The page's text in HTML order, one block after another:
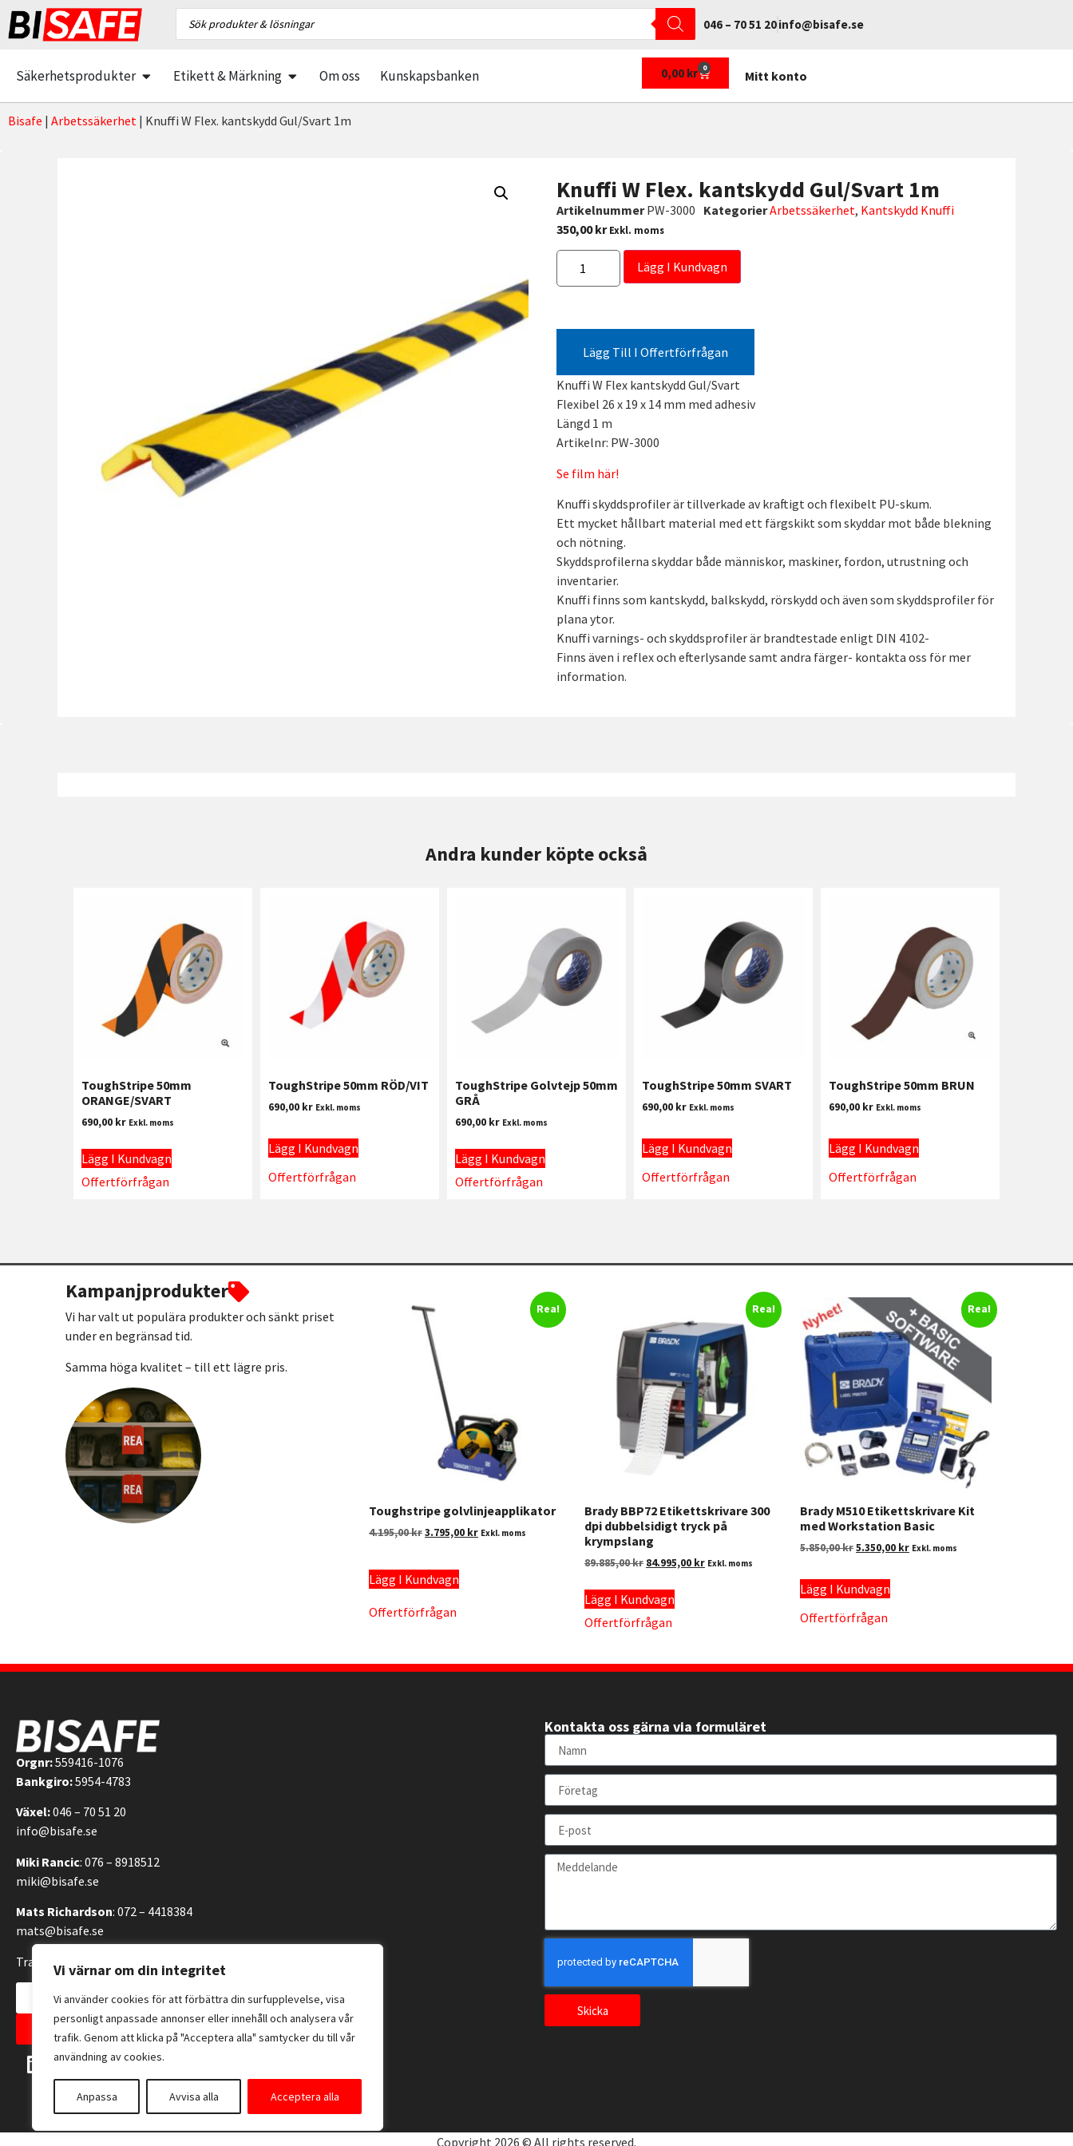
Vi värnar om din integritet
Vi använder cookies för att förbättra din surfupplevelse, visa
personligt anpassade annonser eller innehåll och analysera vår
trafik. Genom att klicka på "Acceptera alla" samtycker du till vår
användning av cookies.
Anpassa Avvisa alla Acceptera alla
046 – 70 51 20info@bisafe.se
Säkerhetsprodukter Etikett & Märkning Om oss Kunskapsbanken 0,00 kr 0
Mitt konto
Bisafe | Arbetssäkerhet | Knuffi W Flex. kantskydd Gul/Svart 1m
Knuffi W Flex. kantskydd Gul/Svart 1m
ArtikelnummerPW-3000 KategorierArbetssäkerhet, Kantskydd Knuffi
350,00kr Exkl. moms
Lägg I Kundvagn
Lägg Till I Offertförfrågan
Knuffi W Flex kantskydd Gul/Svart
Flexibel 26 x 19 x 14 mm med adhesiv
Längd 1 m
Artikelnr: PW-3000
Se film här!
Knuffi skyddsprofiler är tillverkade av kraftigt och flexibelt PU-skum.
Ett mycket hållbart material med ett färgskikt som skyddar mot både blekning
och nötning.
Skyddsprofilerna skyddar både människor, maskiner, fordon, utrustning och
inventarier.
Knuffi finns som kantskydd, balkskydd, rörskydd och även som skyddsprofiler för
plana ytor.
Knuffi varnings- och skyddsprofiler är brandtestade enligt DIN 4102-
Finns även i reflex och efterlysande samt andra färger- kontakta oss för mer
information.
Andra kunder köpte också
ToughStripe 50mm
ORANGE/SVART
690,00 kr Exkl. moms
Lägg I Kundvagn
Offertförfrågan
ToughStripe 50mm RÖD/VIT
690,00 kr Exkl. moms
Lägg I Kundvagn
Offertförfrågan
ToughStripe Golvtejp 50mm
GRÅ
690,00 kr Exkl. moms
Lägg I Kundvagn
Offertförfrågan
ToughStripe 50mm SVART
690,00 kr Exkl. moms
Lägg I Kundvagn
Offertförfrågan
ToughStripe 50mm BRUN
690,00 kr Exkl. moms
Lägg I Kundvagn
Offertförfrågan
Kampanjprodukter
Vi har valt ut populära produkter och sänkt priset
under en begränsad tid.
Samma höga kvalitet – till ett lägre pris.
Rea!
Toughstripe golvlinjeapplikator
4.195,00kr3.795,00 kr Exkl. moms
Lägg I Kundvagn
Offertförfrågan
Rea!
Brady BBP72 Etikettskrivare 300
dpi dubbelsidigt tryck på
krympslang
89.885,00kr 84.995,00 kr Exkl. moms
Lägg I Kundvagn
Offertförfrågan
Rea!
Brady M510 Etikettskrivare Kit
med Workstation Basic
5.850,00kr5.350,00 kr Exkl. moms
Lägg I Kundvagn
Offertförfrågan
Orgnr:559416-1076
Bankgiro:5954-4783
Växel:046 – 70 51 20
info@bisafe.se
Miki Rancic: 076 – 8918512
miki@bisafe.se
Mats Richardson: 072 – 4418384
mats@bisafe.se
Transportvägen 14, 246 42 Löddeköpinge, Sverige
Kontakta oss
Allmänna försäljningsvillkor
Kontakta oss gärna via formuläret
Skicka
Copyright 2026 © All rights reserved.